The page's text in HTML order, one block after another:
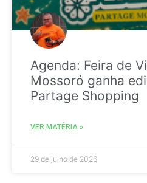
Agenda: Feira de
Mossoró ganha
Partage Shopping
VER MATÉRIA »
29 de julho de 2026